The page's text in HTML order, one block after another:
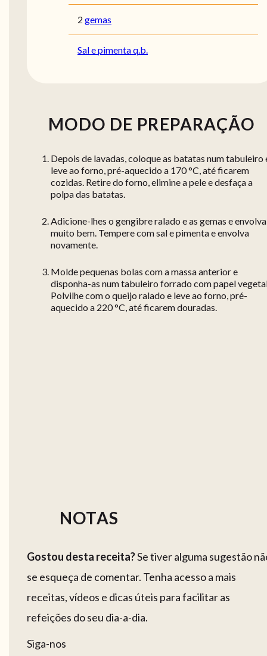
2 gemas
Sal e pimenta q.b.
MODO DE PREPARAÇÃO
Depois de lavadas, coloque as batatas num tabuleiro
leve ao forno, pré-aquecido a 170 °C, até ficarem
cozidas. Retire do forno, elimine a pele e desfaça a
polpa das batatas.
Adicione-lhes o gengibre ralado e as gemas e envolva
muito bem. Tempere com sal e pimenta e envolva
novamente.
Molde pequenas bolas com a massa anterior e
disponha-as num tabuleiro forrado com papel
Polvilhe com o queijo ralado e leve ao forno, pré-
aquecido a 220 °C, até ficarem douradas.
NOTAS
Gostou desta receita?Se tiver alguma sugestão
se esqueça de comentar. Tenha acesso a mais
receitas, vídeos e dicas úteis para facilitar as
refeições do seu dia-a-dia.
Siga-nos